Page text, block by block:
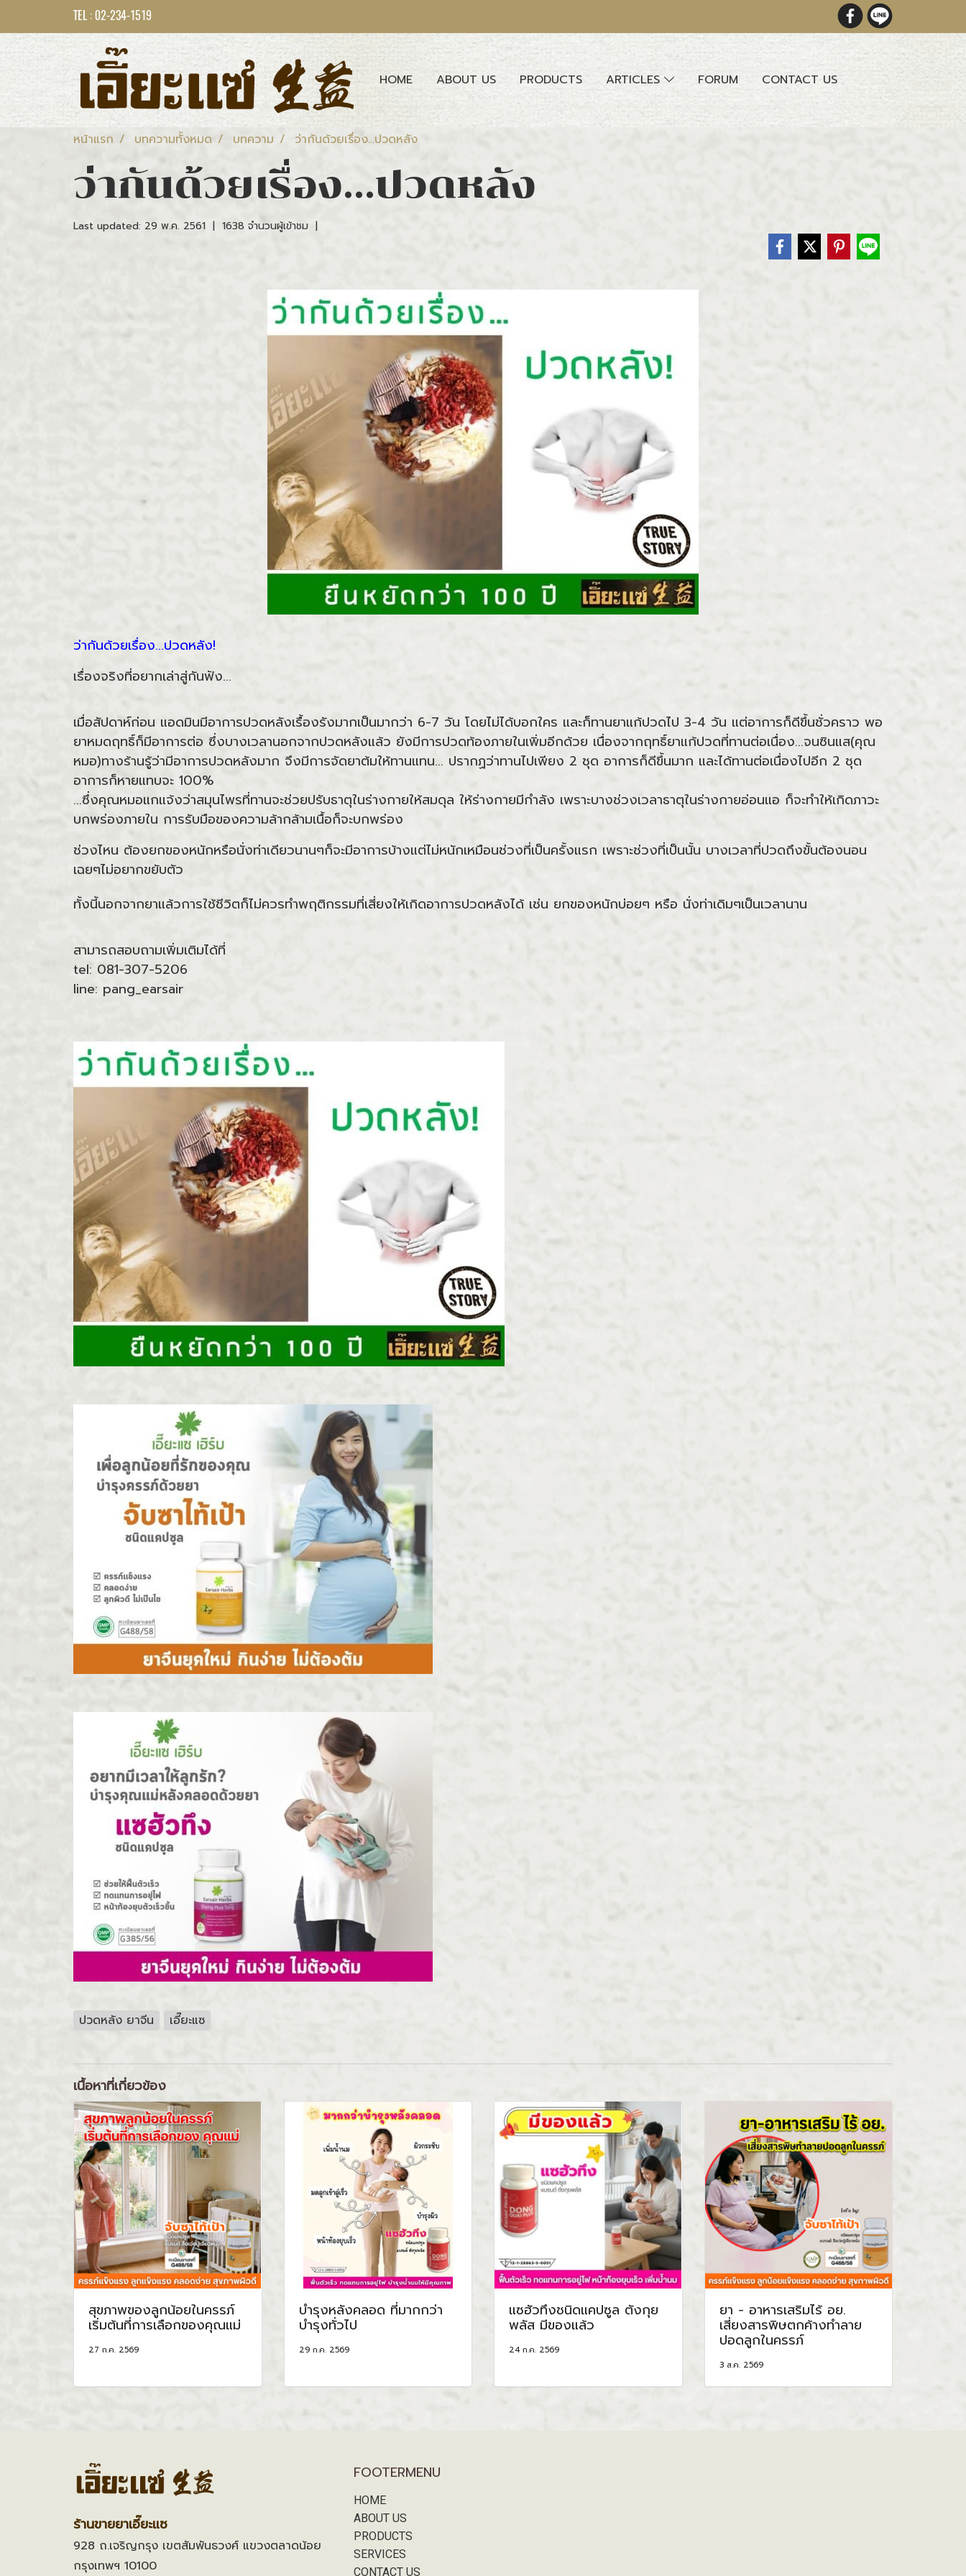
TEL : 02-234-1519
HOME ABOUT US PRODUCTS ARTICLES FORUM CONTACT US
หน้าแรก บทความทั้งหมด บทความ ว่ากันด้วยเรื่อง...ปวดหลัง
ว่ากันด้วยเรื่อง...ปวดหลัง
Last updated: 29 พ.ค. 2561 | 1638 จำนวนผู้เข้าชม |
ว่ากันด้วยเรื่อง...ปวดหลัง!
เรื่องจริงที่อยากเล่าสู่กันฟัง...
เมื่อสัปดาห์ก่อน แอดมินมีอาการปวดหลังเรื้องรังมากเป็นมากว่า 6-7 วัน โดยไม่ได้บอกใคร และก็ทานยาแก้ปวดไป 3-4 วัน แต่อาการก็ดีขึ้นชั่วคราว พอ
ยาหมดฤทธิ์ก็มีอาการต่อ ซึ่งบางเวลานอกจากปวดหลังแล้ว ยังมีการปวดท้องภายในเพิ่มอีกด้วย เนื่องจากฤทธิ์ยาแก้ปวดที่ทานต่อเนื่อง...จนซินแส(คุณ
หมอ)ทางร้านรู้ว่ามีอาการปวดหลังมาก จึงมีการจัดยาต้มให้ทานแทน... ปรากฏว่าทานไปเพียง 2 ชุด อาการก็ดีขึ้นมาก และได้ทานต่อเนื่องไปอีก 2 ชุด
อาการก็หายแทบจะ 100%
...ซึ่งคุณหมอแกแจ้งว่าสมุนไพรที่ทานจะช่วยปรับธาตุในร่างกายให้สมดุล ให้ร่างกายมีกำลัง เพราะบางช่วงเวลาธาตุในร่างกายอ่อนแอ ก็จะทำให้เกิดภาวะ
บกพร่องภายใน การรับมือของความล้ากล้ามเนื้อก็จะบกพร่อง
ช่วงไหน ต้องยกของหนักหรือนั่งท่าเดียวนานๆก็จะมีอาการบ้างแต่ไม่หนักเหมือนช่วงที่เป็นครั้งแรก เพราะช่วงที่เป็นนั้น บางเวลาที่ปวดถึงขั้นต้องนอน
เฉยๆไม่อยากขยับตัว
ทั้งนี้นอกจากยาแล้วการใช้ชีวิตก็ไม่ควรทำพฤติกรรมที่เสี่ยงให้เกิดอาการปวดหลังได้ เช่น ยกของหนักบ่อยๆ หรือ นั่งท่าเดิมๆเป็นเวลานาน
สามารถสอบถามเพิ่มเติมได้ที่
tel: 081-307-5206
line: pang_earsair
ปวดหลัง ยาจีน เอี๊ยะแซ
เนื้อหาที่เกี่ยวข้อง
สุขภาพของลูกน้อยในครรภ์
เริ่มต้นที่การเลือกของคุณแม่
27 ก.ค. 2569
บำรุงหลังคลอด ที่มากกว่า
บำรุงทั่วไป
29 ก.ค. 2569
แซฮัวทึงชนิดแคปซูล ตังกุย
พลัส มีของแล้ว
24 ก.ค. 2569
ยา - อาหารเสริมไร้ อย.
เสี่ยงสารพิษตกค้างทำลาย
ปอดลูกในครรภ์
3 ส.ค. 2569
ร้านขายยาเอี๊ยะแซ
928 ถ.เจริญกรุง เขตสัมพันธวงศ์ แขวงตลาดน้อย
กรุงเทพฯ 10100
FOOTERMENU
HOME
ABOUT US
PRODUCTS
SERVICES
CONTACT US